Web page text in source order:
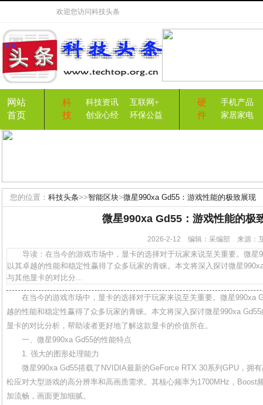
欢迎您访问科技头条
网站
首页
科
技
科技资讯
互联网+
创业心经
环保公益
硬
件
手机产品
家居家电
您的位置： 科技头条>>智能区块>微星990xa Gd55：游戏性能的极致展现
微星990xa Gd55：游戏性能的极
2026-2-12 编辑：采编部 来源
导读：在当今的游戏市场中，显卡的选择对于玩家来说至关重要。微星
以其卓越的性能和稳定性赢得了众多玩家的青睐。本文将深入探讨微星
与其他显卡的对比分...
在当今的游戏市场中，显卡的选择对于玩家来说至关重要。微星990xa
越的性能和稳定性赢得了众多玩家的青睐。本文将深入探讨微星990xa
显卡的对比分析，帮助读者更好地了解这款显卡的价值所在。
一、微星990xa Gd55的性能特点
1. 强大的图形处理能力
微星990xa Gd55搭载了NVIDIA最新的GeForce RTX 30系列GPU，拥
松应对大型游戏的高分辨率和高画质需求。其核心频率为1700MHz，Boost
加流畅，画面更加细腻。